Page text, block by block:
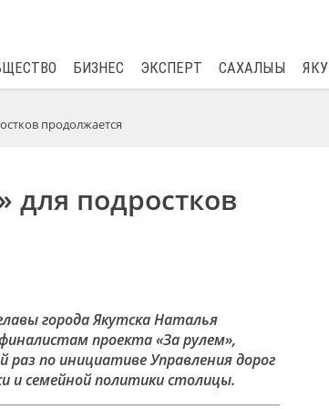
БИЗНЕС ЭКСПЕРТ САХАЛЫЫ
продолжается
для подростков
города Якутска Наталья
проекта «За рулем»,
по инициативе Управления дорог
и семейной политики столицы.